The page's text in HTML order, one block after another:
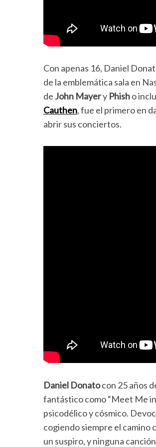
Con apenas 16, Daniel
de la emblemática sala en
de John Mayery Phisho
Cauthen, fue el primero en
abrir sus conciertos.
Daniel Donatocon 25 años
fantástico como “Meet Me
psicodélico y cósmico.
cogiendo siempre el camino
un suspiro, y ninguna